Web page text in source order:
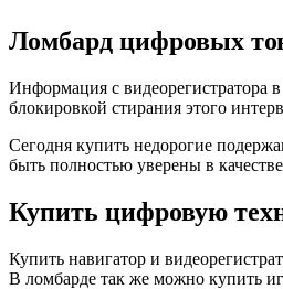
Ломбард цифровых
Информация с видеорегистратора
блокировкой стирания этого
Сегодня купить недорогие
быть полностью уверены в
Купить цифровую
Купить навигатор и
В ломбарде так же можно купить